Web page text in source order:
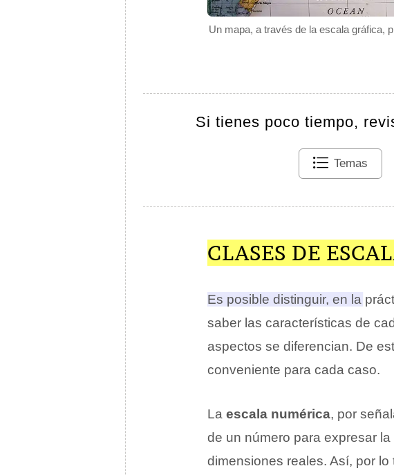
Un mapa, a través de la escala gráfica,
Si tienes poco tiempo,
Temas
CLASES DE
Es posible distinguir, en la
saber las características de
aspectos se diferencian. De
conveniente para cada caso.
La escala numérica, por
de un número para expresar
dimensiones reales. Así, por